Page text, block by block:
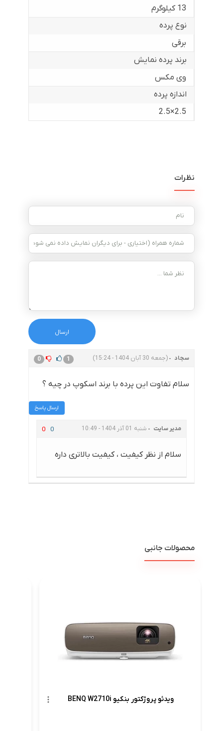
13 کیلوگرم
نوع پرده
برقی
برند پرده نمایش
وی مکس
اندازه پرده
2.5×2.5
نظرات
سجاد (جمعه 30 آبان 1404 - 15:24) 0 1
سلام تفاوت این پرده با برند اسکوپ در چیه ؟
ارسال پاسخ
مدیر سایت شنبه 01 آذر 1404 - 10:49 0 0
سلام از نظر کیفیت ، کیفیت بالاتری داره
محصولات جانبی
ویدئو پروژکتور بنکیو BENQ W2710i